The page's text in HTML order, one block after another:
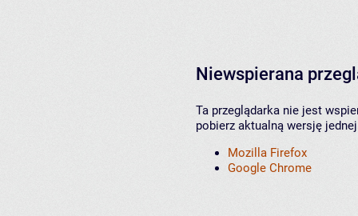
Niewspierana
Ta przeglądarka nie jest
pobierz aktualną wersję
Mozilla Firefox
Google Chrome